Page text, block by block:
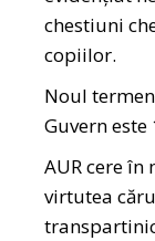
chestiuni
copiilor.
Noul
Guvern
AUR cere
virtutea